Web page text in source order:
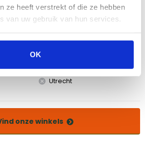
ze heeft verstrekt of die ze hebben
van uw gebruik van hun services.
OK
in onze winkels
Naarden
Utrecht
onze winkels